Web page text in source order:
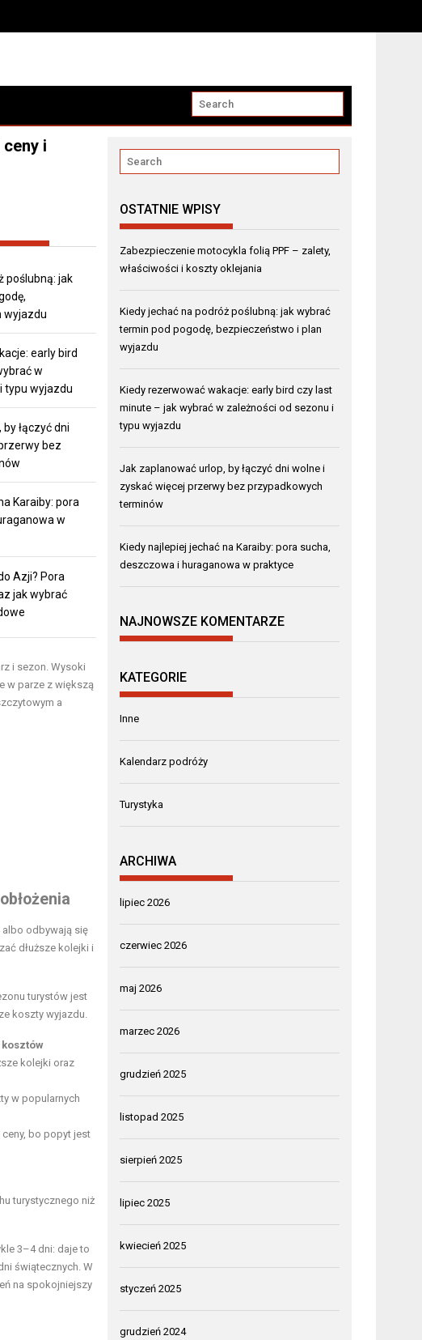
i
poślubną: jak
wyjazdu
early bird
w
typu wyjazdu
łączyć dni
bez
Karaiby: pora
w
Azji? Pora
jak wybrać
i sezon. Wysoki
w parze z większą
a
odbywają się
dłuższe kolejki i
turystów jest
koszty wyjazdu.
kolejki oraz
w popularnych
bo popyt jest
turystycznego niż
3–4 dni: daje to
świątecznych. W
na spokojniejszy
OSTATNIE WPISY
Zabezpieczenie motocykla folią PPF – zalety,
właściwości i koszty oklejania
Kiedy jechać na podróż poślubną: jak wybrać
termin pod pogodę, bezpieczeństwo i plan
wyjazdu
Kiedy rezerwować wakacje: early bird czy last
minute – jak wybrać w zależności od sezonu i
typu wyjazdu
Jak zaplanować urlop, by łączyć dni wolne i
zyskać więcej przerwy bez przypadkowych
terminów
Kiedy najlepiej jechać na Karaiby: pora sucha,
deszczowa i huraganowa w praktyce
NAJNOWSZE KOMENTARZE
KATEGORIE
Inne
Kalendarz podróży
Turystyka
ARCHIWA
lipiec 2026
czerwiec 2026
maj 2026
marzec 2026
grudzień 2025
listopad 2025
sierpień 2025
lipiec 2025
kwiecień 2025
styczeń 2025
grudzień 2024